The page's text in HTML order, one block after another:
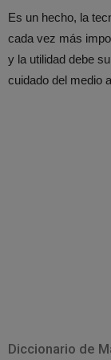
Es un hecho, la
cada vez más
y la utilidad debe
cuidado del medio
Diccionario de